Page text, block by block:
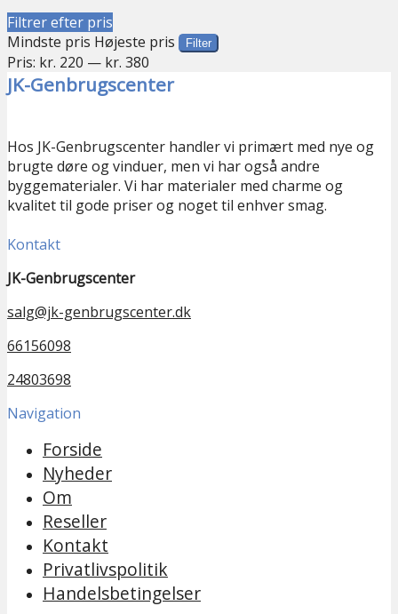
Filtrer efter pris
Mindste pris Højeste pris Filter
Pris: kr. 220 — kr. 380
JK-Genbrugscenter
Hos JK-Genbrugscenter handler vi primært med nye og
brugte døre og vinduer, men vi har også andre
byggematerialer. Vi har materialer med charme og
kvalitet til gode priser og noget til enhver smag.
Kontakt
JK-Genbrugscenter
salg@jk-genbrugscenter.dk
66156098
24803698
Navigation
Forside
Nyheder
Om
Reseller
Kontakt
Privatlivspolitik
Handelsbetingelser